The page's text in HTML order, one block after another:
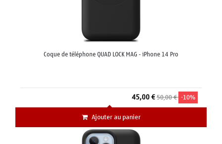
Coque de téléphone QUAD LOCK MAG - iPhone 14 Pro
45,00 €50,00 € -10%
Ajouter au panier